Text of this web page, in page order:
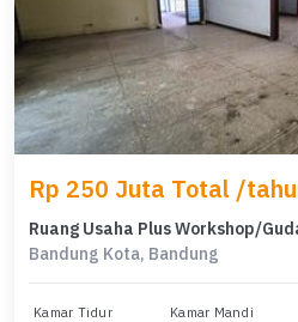
Rp 250 Juta Total /
Ruang Usaha Plus Workshop/
Bandung Kota, Bandung
Kamar Tidur Kamar Mandi